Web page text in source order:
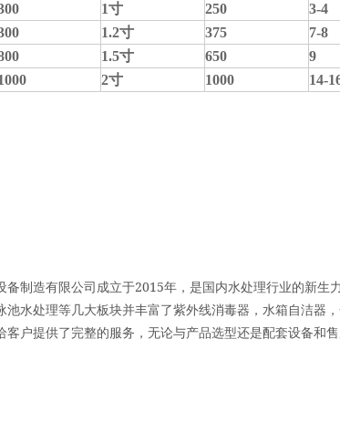
1寸 250
3-4
1.2寸 375
7-8
1.5寸 650
9
2寸 1000 14-
备制造有限公司成立于2015年，是国内水处理行业的新生
池水处理等几大板块并丰富了紫外线消毒器，水箱自洁器
客户提供了完整的服务，无论与产品选型还是配套设备和